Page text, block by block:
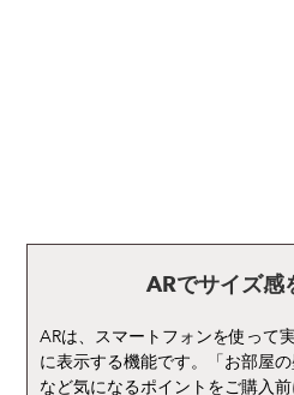
ARでサイズ感
ARは、スマートフォンを使って
に表示する機能です。「お部屋
など気になるポイントをご購入